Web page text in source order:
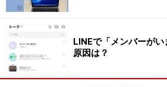
ップし、チェックが入ったのを確
の「投票」をタップするだけ。こ
ちも気軽に回答してくれるでしょう
LINEで「メンバーが
原因は？